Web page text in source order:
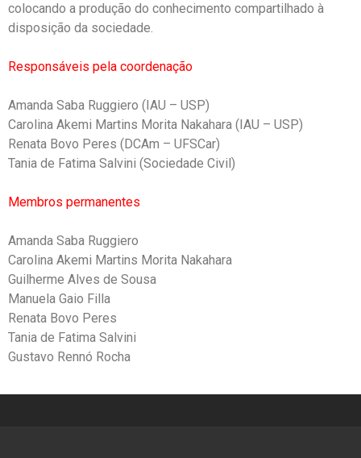
colocando a produção do conhecimento compartilhado à
disposição da sociedade.
Responsáveis pela coordenação
Amanda Saba Ruggiero (IAU – USP)
Carolina Akemi Martins Morita Nakahara (IAU – USP)
Renata Bovo Peres (DCAm – UFSCar)
Tania de Fatima Salvini (Sociedade Civil)
Membros permanentes
Amanda Saba Ruggiero
Carolina Akemi Martins Morita Nakahara
Guilherme Alves de Sousa
Manuela Gaio Filla
Renata Bovo Peres
Tania de Fatima Salvini
Gustavo Rennó Rocha